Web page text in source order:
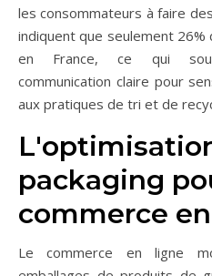
les consommateurs à faire
indiquent que seulement
en France, ce qui
communication claire pour
aux pratiques de tri et de
packaging
commerce
Le commerce en ligne